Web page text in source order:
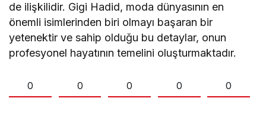
de ilişkilidir. Gigi Hadid, moda dünyasının en
önemli isimlerinden biri olmayı başaran bir
yetenektir ve sahip olduğu bu detaylar, onun
profesyonel hayatının temelini oluşturmaktadır.
0 0 0 0 0